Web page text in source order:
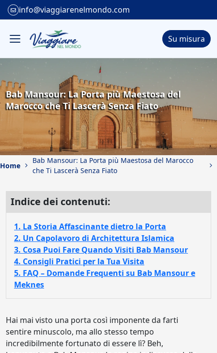
info@viaggiarenelmondo.com
Su misura
Bab Mansour: La Porta più Maestosa del
Marocco che Ti Lascerà Senza Fiato
Home
Bab Mansour: La Porta più Maestosa del Marocco
che Ti Lascerà Senza Fiato
Indice dei contenuti:
1. La Storia Affascinante dietro la Porta
2. Un Capolavoro di Architettura Islamica
3. Cosa Puoi Fare Quando Visiti Bab Mansour
4. Consigli Pratici per la Tua Visita
5. FAQ – Domande Frequenti su Bab Mansour e
Meknes
Hai mai visto una porta così imponente da farti
sentire minuscolo, ma allo stesso tempo
incredibilmente fortunato di essere lì? Beh,